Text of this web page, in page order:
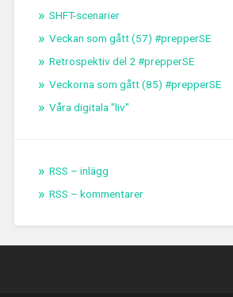
SHFT-scenarier
Veckan som gått (57) #prepperSE
Retrospektiv del 2 #prepperSE
Veckorna som gått (85) #prepperSE
Våra digitala "liv"
RSS – inlägg
RSS – kommentarer